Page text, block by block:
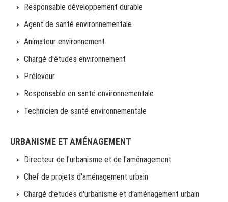
Responsable développement durable
Agent de santé environnementale
Animateur environnement
Chargé d'études environnement
Préleveur
Responsable en santé environnementale
Technicien de santé environnementale
URBANISME ET AMÉNAGEMENT
Directeur de l'urbanisme et de l'aménagement
Chef de projets d'aménagement urbain
Chargé d'etudes d'urbanisme et d'aménagement urbain